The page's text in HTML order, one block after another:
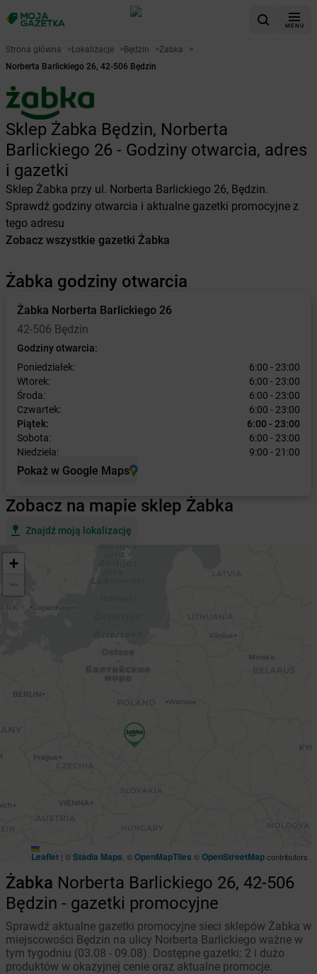
MENU
Strona główna >Lokalizacje >Będzin >Żabka
>
Norberta Barlickiego 26, 42-506 Będzin
Sklep Żabka Będzin, Norberta
Barlickiego 26 - Godziny otwarcia, adres
i gazetki
Sklep Żabka przy ul. Norberta Barlickiego 26, Będzin.
Sprawdź godziny otwarcia i aktualne gazetki promocyjne z
tego adresu
Zobacz wszystkie gazetki Żabka
Żabka godziny otwarcia
Żabka Norberta Barlickiego 26
42-506 Będzin
Godziny otwarcia:
Poniedziałek:
6:00 - 23:00
Wtorek:
6:00 - 23:00
Środa:
6:00 - 23:00
Czwartek:
6:00 - 23:00
Piątek:
6:00 - 23:00
Sobota:
6:00 - 23:00
Niedziela:
9:00 - 21:00
Pokaż w Google Maps
Zobacz na mapie sklep Żabka
Znajdź moją lokalizację
+
Leaflet | ©Stadia Maps , ©OpenMapTiles ©OpenStreetMapcontributors
Żabka Norberta Barlickiego 26, 42-506
Będzin - gazetki promocyjne
Sprawdź aktualne gazetki promocyjne sieci sklepów Żabka w
miejscowości Będzin na ulicy Norberta Barlickiego ważne w
tym tygodniu (03.08 - 09.08). Dostępne gazetki: 2 i dużo
produktów w okazyjnej cenie oraz aktualne promocje.